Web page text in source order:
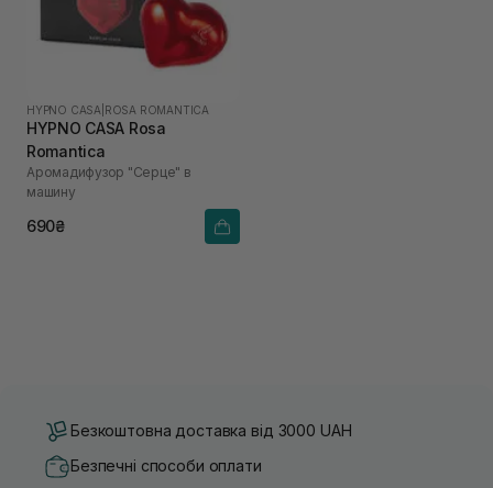
HYPNO CASA ROSA ROMANTICA
HYPNO CASA Rosa
Romantica
Аромадифузор "Серце" в
машину
690₴
Безкоштовна доставка від 3000 UAH
Безпечні способи оплати